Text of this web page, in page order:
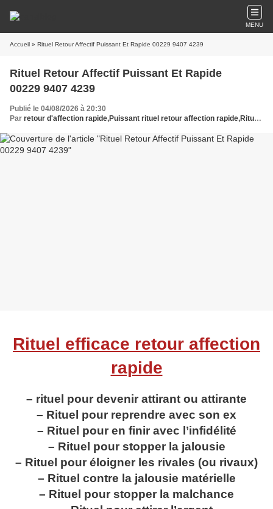
MENU
Accueil » Rituel Retour Affectif Puissant Et Rapide 00229 9407 4239
Rituel Retour Affectif Puissant Et Rapide
00229 9407 4239
Publié le 04/08/2026 à 20:30
Par retour d'affection rapide,Puissant rituel retour affection rapide,Rituel retour affectif puissant et rapide,Rituel retour amour puissant et urgent,Rituel efficace retour affection rapide,
Rituel efficace retour affection
rapide
– rituel pour devenir attirant ou attirante
– Rituel pour reprendre avec son ex
– Rituel pour en finir avec l’infidélité
– Rituel pour stopper la jalousie
– Rituel pour éloigner les rivales (ou rivaux)
– Rituel contre la jalousie matérielle
– Rituel pour stopper la malchance